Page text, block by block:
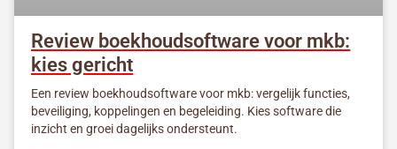
Review boekhoudsoftware voor mkb:
kies gericht
Een review boekhoudsoftware voor mkb: vergelijk functies,
beveiliging, koppelingen en begeleiding. Kies software die
inzicht en groei dagelijks ondersteunt.